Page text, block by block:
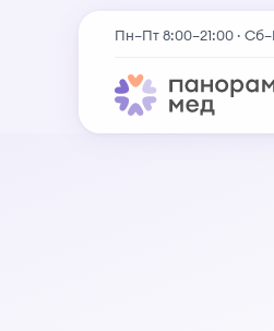
Пн–Пт 8:00–21:00 ·